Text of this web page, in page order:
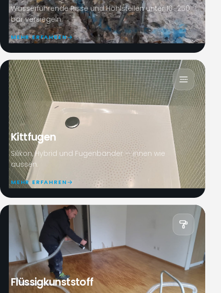
Wasserführende Risse und Hohlstellen unter 10–250
bar versiegeln.
MEHR ERFAHREN
Kittfugen
Silikon, Hybrid und Fugenbänder — innen wie
aussen.
MEHR ERFAHREN
Flüssigkunststoff